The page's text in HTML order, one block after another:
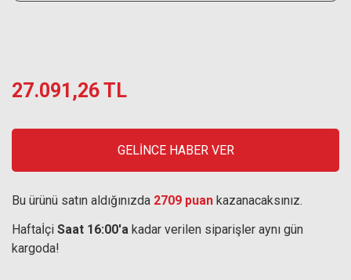
27.091,26 TL
GELİNCE HABER VER
Bu ürünü satın aldığınızda 2709 puan kazanacaksınız.
Haftaİçi Saat 16:00'a kadar verilen siparişler aynı gün
kargoda!